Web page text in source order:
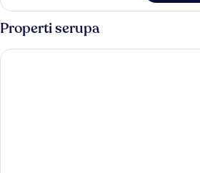
One-
Bedroom
Comfort
Apartment
Properti serupa
Madrid Sur Apartments by Olala Homes